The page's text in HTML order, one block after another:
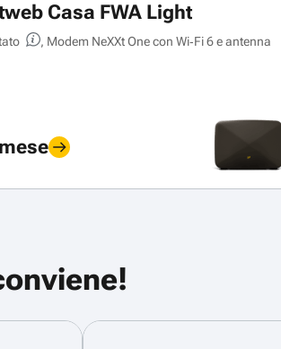
Casa FWA Light
, Modem NeXXt One con Wi‑Fi 6 e antenna